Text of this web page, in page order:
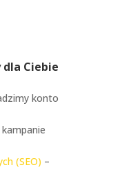
dla Ciebie
konto
(SEO) –